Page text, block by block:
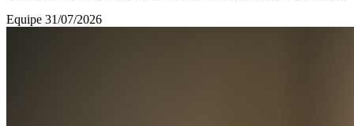
Equipe 31/07/2026